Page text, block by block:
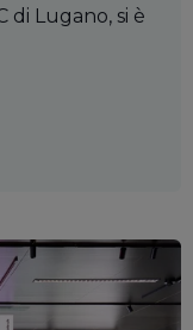
di Lugano, si è